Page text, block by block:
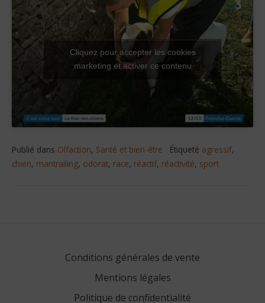
Cliquez pour accepter les cookies
marketing et activer ce contenu
Publié dans Olfaction, Santé et bien-être Étiqueté agressif,
chien, mantrailing, odorat, race, réactif, réactivité, sport
Conditions générales de vente
Mentions légales
Politique de confidentialité